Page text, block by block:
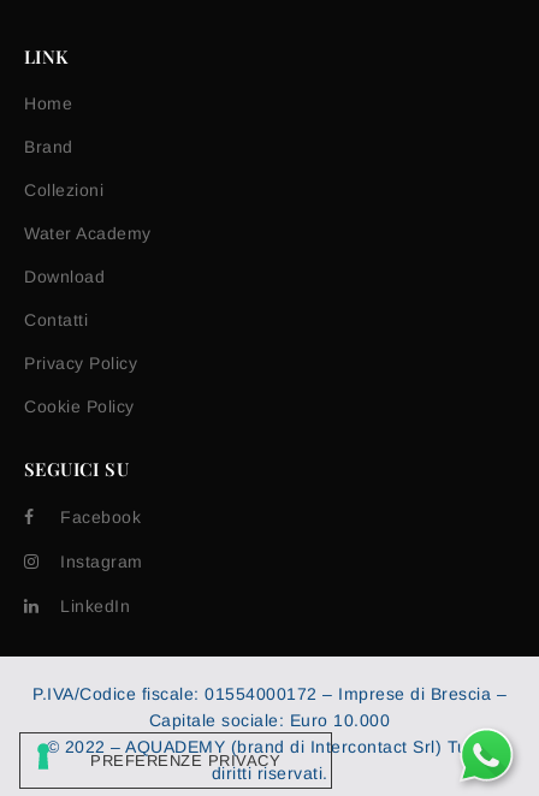
LINK
Home
Brand
Collezioni
Water Academy
Download
Contatti
Privacy Policy
Cookie Policy
SEGUICI SU
Facebook
Instagram
LinkedIn
P.IVA/Codice fiscale: 01554000172 – Imprese di Brescia –
Capitale sociale: Euro 10.000
© 2022 – AQUADEMY (brand di Intercontact Srl) Tutti i
diritti riservati.